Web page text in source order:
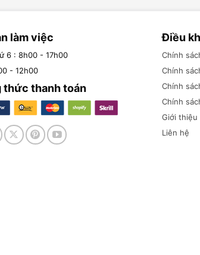
làm việc
6 : 8h00 - 17h00
- 12h00
thức thanh toán
Điều
Chính
Chính
Chính
Chính
Giới thiệu
Liên hệ